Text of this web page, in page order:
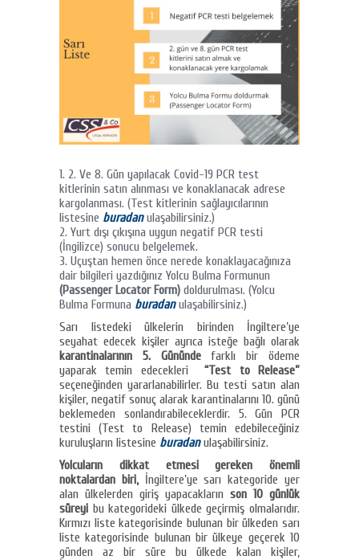
2. Ve 8. Gün yapılacak Covid-19 PCR test
kitlerinin satın alınması ve konaklanacak adrese
kargolanması. (Test kitlerinin sağlayıcılarının
listesine buradanulaşabilirsiniz.)
Yurt dışı çıkışına uygun negatif PCR testi
(İngilizce) sonucu belgelemek.
Uçuştan hemen önce nerede konaklayacağınıza
dair bilgileri yazdığınız Yolcu Bulma Formunun
(Passenger Locator Form) doldurulması. (Yolcu
Bulma Formuna buradanulaşabilirsiniz.)
Sarı listedeki ülkelerin birinden İngiltere’ye
seyahat edecek kişiler ayrıca isteğe bağlı olarak
karantinalarının 5. Günündefarklı bir ödeme
yaparak temin edecekleri“Test to Release”
seçeneğinden yararlanabilirler. Bu testi satın alan
kişiler, negatif sonuç alarak karantinalarını 10. günü
beklemeden sonlandırabileceklerdir. 5. Gün PCR
testini (Test to Release) temin edebileceğiniz
kuruluşların listesine buradanulaşabilirsiniz.
Yolcuların dikkat etmesi gereken önemli
noktalardan biri,İngiltere’ye sarı kategoride yer
alan ülkelerden giriş yapacakların son 10 günlük
süreyi bu kategorideki ülkede geçirmiş olmalarıdır.
Kırmızı liste kategorisinde bulunan bir ülkeden sarı
liste kategorisinde bulunan bir ülkeye geçerek 10
günden az bir süre bu ülkede kalan kişiler,